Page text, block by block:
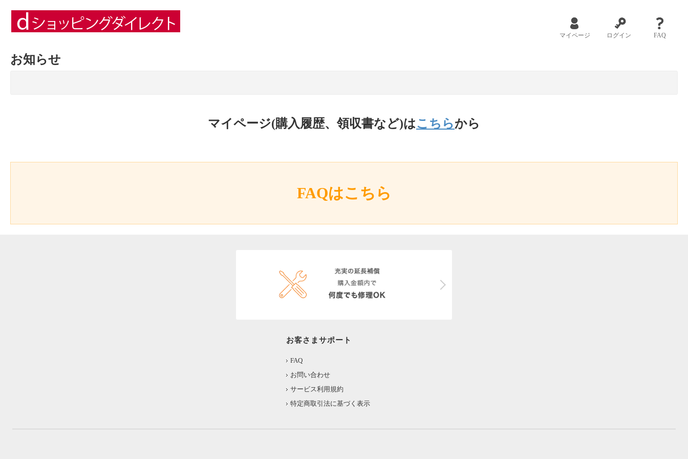
マイページ ログイン FAQ
お知らせ
マイページ(購入履歴、領収書など)はこちらから
FAQはこちら
お客さまサポート
FAQ
お問い合わせ
サービス利用規約
特定商取引法に基づく表示